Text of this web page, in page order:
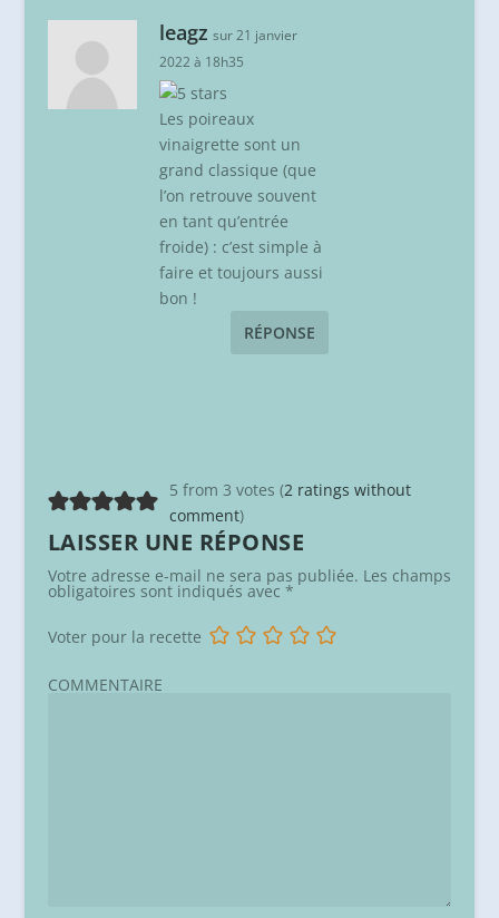
leagz sur 21 janvier
2022 à 18h35
Les poireaux
vinaigrette sont un
grand classique (que
l’on retrouve souvent
en tant qu’entrée
froide) : c’est simple à
faire et toujours aussi
bon !
RÉPONSE
5 from 3 votes (2 ratings without
comment)
LAISSER UNE RÉPONSE
Votre adresse e-mail ne sera pas publiée. Les champs
obligatoires sont indiqués avec *
Voter pour la recette
COMMENTAIRE